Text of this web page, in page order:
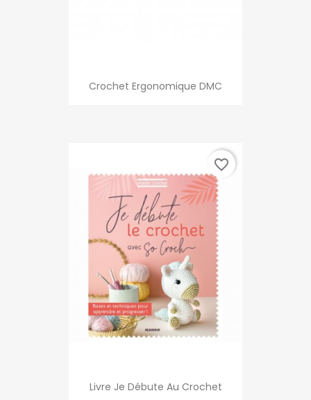
Crochet Ergonomique DMC
Livre Je Débute Au Crochet
favorite_border